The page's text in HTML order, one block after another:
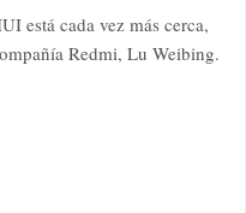
está cada vez más cerca,
Redmi, Lu Weibing.